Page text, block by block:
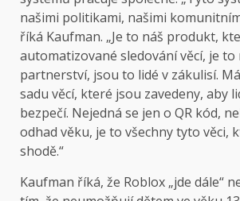
našimi politikami, našimi
říká Kaufman. „Je to náš produkt,
automatizované sledování věcí, je to
partnerství, jsou to lidé v zákulisí.
sadu věcí, které jsou zavedeny, aby
bezpečí. Nejedná se jen o QR kód,
odhad věku, je to všechny tyto věci,
shodě.“
Kaufman říká, že Roblox „jde dále“